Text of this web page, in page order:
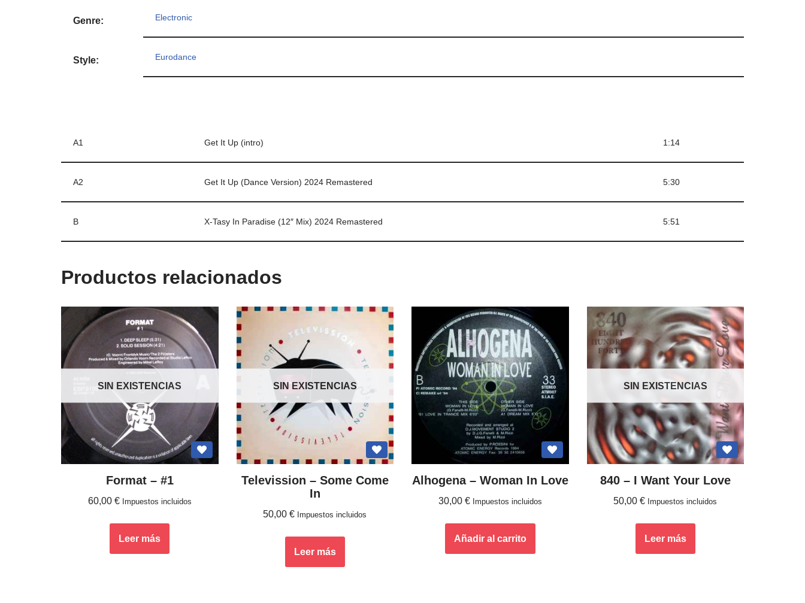
Genre: Electronic
Style: Eurodance
A1 Get It Up (intro) 1:14
A2 Get It Up (Dance Version) 2024 Remastered 5:30
B X-Tasy In Paradise (12″ Mix) 2024 Remastered 5:51
Productos relacionados
SIN EXISTENCIAS
Format ‎– #1
60,00 € Impuestos incluidos
Leer más
SIN EXISTENCIAS
Televission ‎– Some Come
In
50,00€ Impuestos incluidos
Leer más
Alhogena – Woman In Love
30,00 € Impuestos incluidos
Añadir al carrito
SIN EXISTENCIAS
840 – I Want Your Love
50,00€ Impuestos incluidos
Leer más